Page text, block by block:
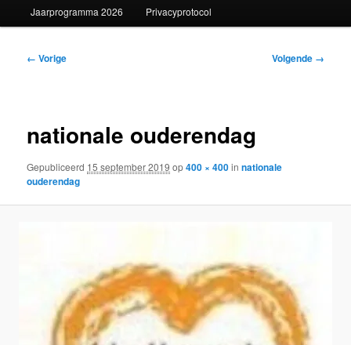
Jaarprogramma 2026 Privacyprotocol
Afbeeldingsnavigatie
← Vorige Volgende →
nationale ouderendag
Gepubliceerd 15 september 2019 op400 × 400innationale
ouderendag